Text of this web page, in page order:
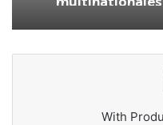
With